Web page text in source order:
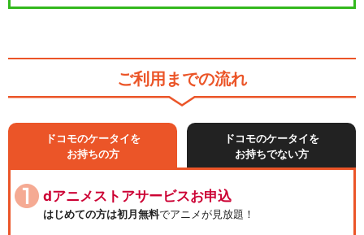
ご利用までの流れ
ドコモのケータイを
お持ちの方
ドコモのケータイを
お持ちでない方
dアニメストアサービスお申込
はじめての方は初月無料でアニメが見放題！